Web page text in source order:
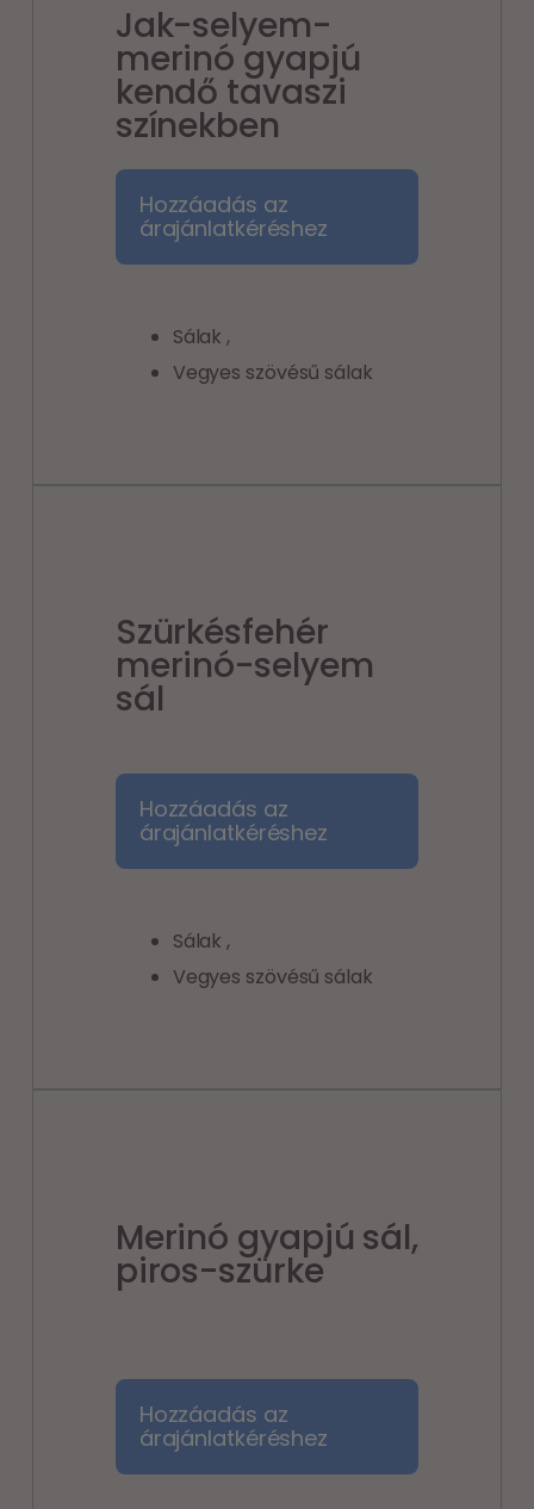
Jak-selyem-
merinó gyapjú
kendő tavaszi
színekben
Hozzáadás az
árajánlatkéréshez
Sálak,
Vegyes szövésű sálak
Szürkésfehér
merinó-selyem
sál
Hozzáadás az
árajánlatkéréshez
Sálak,
Vegyes szövésű sálak
Merinó gyapjú sál,
piros-szürke
Hozzáadás az
árajánlatkéréshez